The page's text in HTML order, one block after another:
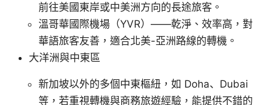
前往美國東岸或中美洲方向的長途旅客。
溫哥華國際機場（YVR）——乾淨、效率高，對
華語旅客友善，適合北美-亞洲路線的轉機。
大洋洲與中東區
新加坡以外的多個中東樞紐，如 Doha、Dubai
等，若重視轉機與商務旅遊經驗，能提供不錯的